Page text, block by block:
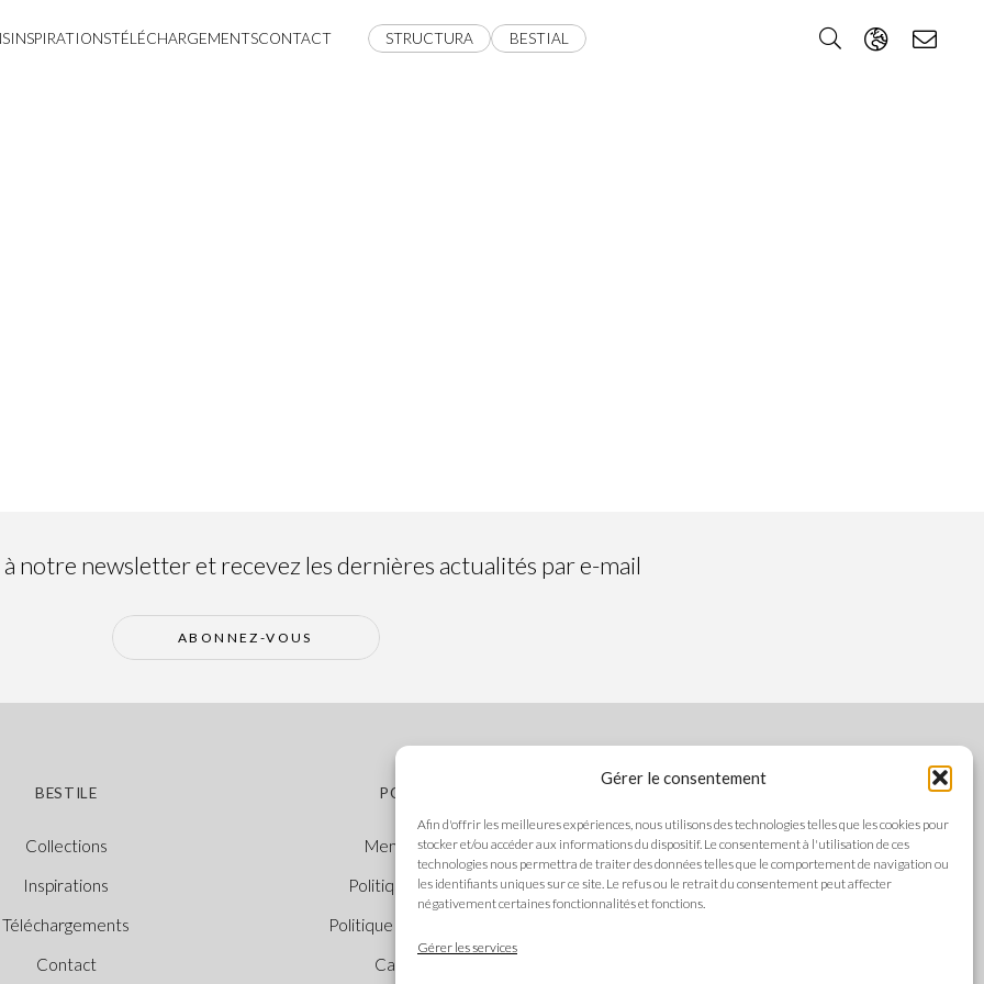
Gérer le consentement
Afin d'offrir les meilleures expériences, nous utilisons des technologies telles que les cookies pour
stocker et/ou accéder aux informations du dispositif. Le consentement à l'utilisation de ces
technologies nous permettra de traiter des données telles que le comportement de navigation ou
les identifiants uniques sur ce site. Le refus ou le retrait du consentement peut affecter
négativement certaines fonctionnalités et fonctions.
Gérer les services
INSPIRATIONSTÉLÉCHARGEMENTSCONTACT STRUCTURA BESTIAL
notre newsletter et recevez les dernières actualités par e-mail
ABONNEZ-VOUS
BESTILE
Collections
Inspirations
Téléchargements
Contact
POLITIQUES
Mentions légales
Politique des cookies
Politique de confidentialité
Canal Éthique